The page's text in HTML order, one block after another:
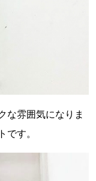
な雰囲気になりま
す。